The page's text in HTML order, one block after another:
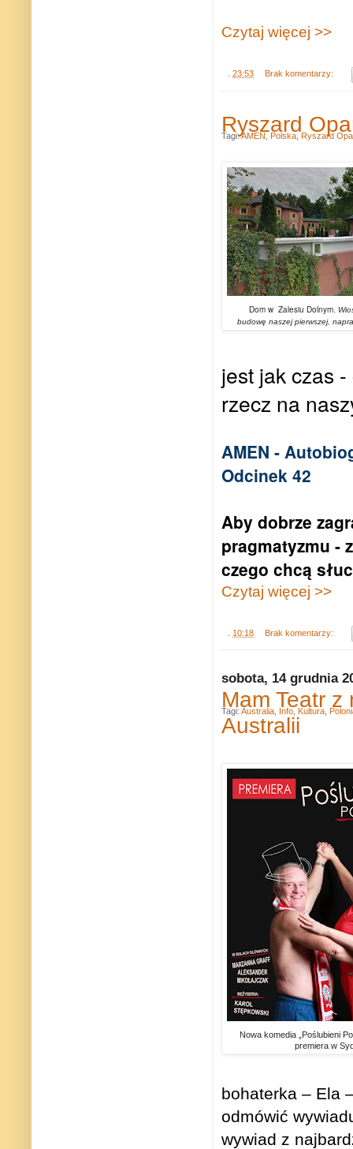
Czytaj więcej >>
23:53 Brak komentarzy:
Ryszard
Dom w Zalesiu Dolnym.
budowę naszej pierwszej,
jest jak czas
rzecz na
AMEN -
Odcinek 42
Aby dobrze
pragmatyzmu -
czego chcą
Czytaj więcej >>
10:18 Brak komentarzy:
Tagi:AMEN Polska Ryszard
sobota, 14 grudnia
Mam Teatr
Australii
Nowa komedia „Poślubieni
premiera w
bohaterka – Ela
odmówić
wywiad z
Tagi: Australia Info Kultura